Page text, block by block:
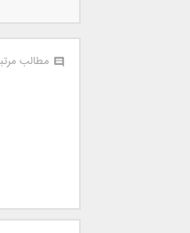
مطالب